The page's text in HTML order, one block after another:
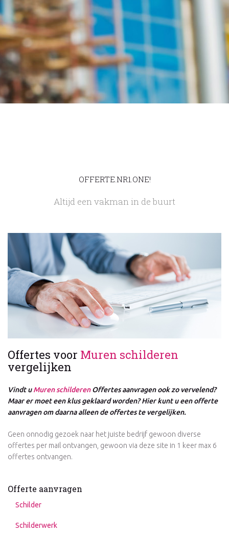
OFFERTE.NR1.ONE!
Altijd een vakman in de buurt
Offertes voor Muren schilderen
vergelijken
Vindt uMuren schilderenOffertes aanvragen ook zo vervelend?
Maar er moet een klus geklaard worden? Hier kunt u een offerte
aanvragen om daarna alleen de offertes te vergelijken.
Geen onnodig gezoek naar het juiste bedrijf gewoon diverse
offertes per mail ontvangen, gewoon via deze site in 1 keer max 6
offertes ontvangen.
Offerte aanvragen
Schilder
Schilderwerk